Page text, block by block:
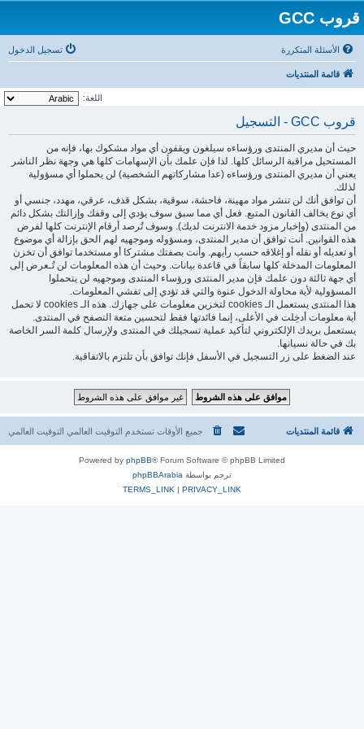
قروب GCC
الأسئلة المتكررة تسجيل الدخول
قائمة المنتديات
اللغة:
قروب GCC - التسجيل
حيث أن مديري المنتدى ورؤساءه سيلغون ويقفون أي مواد مشكوك بها، فإنه من
المستحيل مراقبة الرسائل كلها. لذا فإن علمك بأن الإسهامات كلها هي وجهة نظر الناشر
يعني أن مديري المنتدى ورؤساءه (عدا مشاركاتهم الشخصية) لن يحملوا أي مسؤولية
لذلك.
أن توافق أنك لن تنشر مواد مهينة، فاحشة، سوقية، بشكل قذف، عرقي، مهدد، جنسي أو
أي نوع يخالف القانون المتبع. فعل أي مما سبق سوف يؤدي إلى وقفك وإزالتك بشكل دائم
من المنتدى (وإخبار مزود خدمة الانترنت لديك). وسوف تُرصد أرقام الإنترنت كلها لفرض
هذه القوانين. أنت توافق أن مدير المنتدى، ومسؤوله وموجهيه لهم الحق بإزالة أي موضوع
أو تعديله أو نقله أو إغلاقه حسب رأيهم. وأنت بصفتك مشتركا أو مستخدما توافق أن تخزن
المعلومات المدخلة كلها سابقاً في قاعدة بيانات. وحيث أن هذه المعلومات لن تُـعرض إلى
أي جهة ثالثة دون علمك فإن مدير المنتدى ورؤساء المنتدى وموجهيه لن يتحملوا
المسؤولية لأية محاولة الدخول عنوة والتي قد تؤدي إلى تفشي المعلومات.
هذا المنتدى يستعمل الـ cookies لتخزين معلومات على جهازك. هذه الـ cookies لا تحمل
أية معلومات أدخِلت في الأعلى، إنما فائدتها فقط لتحسين متعة التصفح في المنتدى.
يستعمل بريدك الإلكتروني لتأكيد عملية تسجيلك في المنتدى ولإرسال كلمة السر الخاصة
بك في حالة نسيانها.
عند الضغط على زر التسجيل في الأسفل فإنك توافق بأن تلتزم بالاتفاقية.
قائمة المنتديات جميع الأوقات تستخدم التوقيت العالمي التوقيت العالمي
Powered by phpBB® Forum Software © phpBB Limited
ترجم بواسطة phpBBArabia
PRIVACY_LINK
|
TERMS_LINK